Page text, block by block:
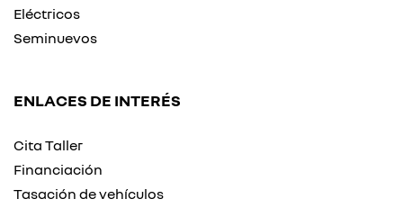
Eléctricos
Seminuevos
ENLACES DE INTERÉS
Cita Taller
Financiación
Tasación de vehículos